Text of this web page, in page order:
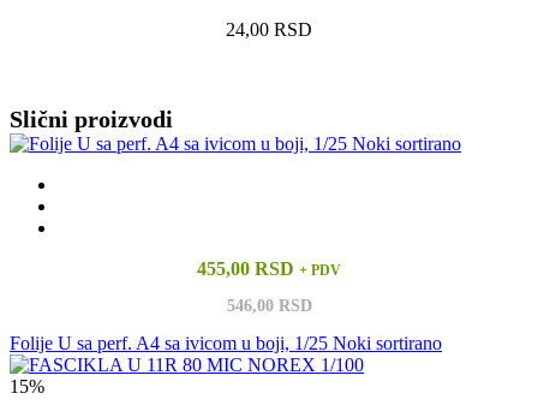
24,00 RSD
Slični proizvodi
455,00 RSD + PDV
546,00 RSD
Folije U sa perf. A4 sa ivicom u boji, 1/25 Noki sortirano
15%